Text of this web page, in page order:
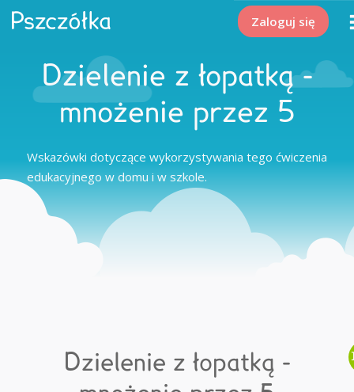
Zaloguj się
Dzielenie z łopatką -
mnożenie przez 5
Wskazówki dotyczące wykorzystywania tego ćwiczenia
edukacyjnego w domu i w szkole.
Dzielenie z łopatką -